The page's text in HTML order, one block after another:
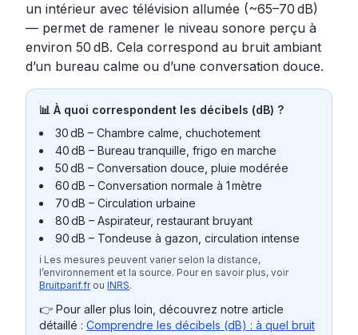
un intérieur avec télévision allumée (~65–70 dB)
— permet de ramener le niveau sonore perçu à
environ 50 dB. Cela correspond au bruit ambiant
d’un bureau calme ou d’une conversation douce.
📊 À quoi correspondent les décibels (dB) ?
30 dB – Chambre calme, chuchotement
40 dB – Bureau tranquille, frigo en marche
50 dB – Conversation douce, pluie modérée
60 dB – Conversation normale à 1 mètre
70 dB – Circulation urbaine
80 dB – Aspirateur, restaurant bruyant
90 dB – Tondeuse à gazon, circulation intense
ℹ️ Les mesures peuvent varier selon la distance,
l’environnement et la source. Pour en savoir plus, voir
Bruitparif.frou INRS.
👉 Pour aller plus loin, découvrez notre article
détaillé : Comprendre les décibels (dB) : à quel bruit